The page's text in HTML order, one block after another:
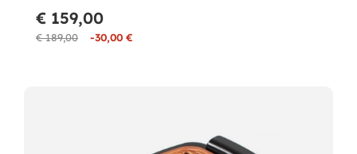
€ 189,00 -30,00 €
€ 159,00